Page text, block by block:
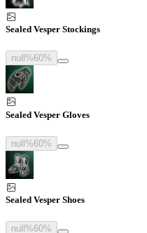
Sealed Vesper Stockings
null%60%
Sealed Vesper Gloves
null%60%
Sealed Vesper Shoes
null%60%